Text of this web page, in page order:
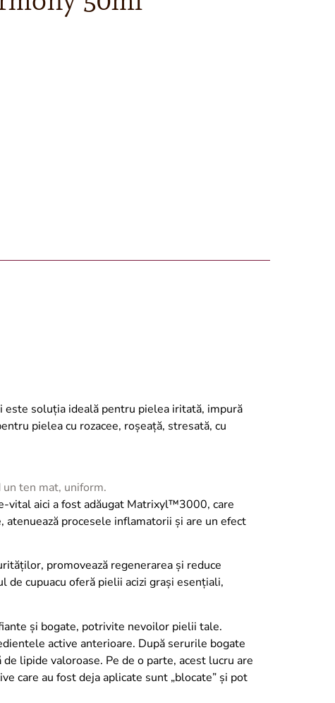
este soluția ideală pentru pielea iritată, impură
pielea cu rozacee, roșeață, stresată, cu
ten mat, uniform.
vital aici a fost adăugat Matrixyl™3000, care
procesele inflamatorii și are un efect
promovează regenerarea și reduce
cupuacu oferă pielii acizi grași esențiali,
și bogate, potrivite nevoilor pielii tale.
active anterioare. După serurile bogate
lipide valoroase. Pe de o parte, acest lucru are
care au fost deja aplicate sunt „blocate” și pot